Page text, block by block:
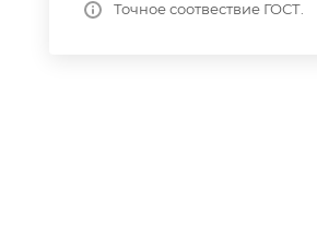
Точное соотвествие ГОСТ.